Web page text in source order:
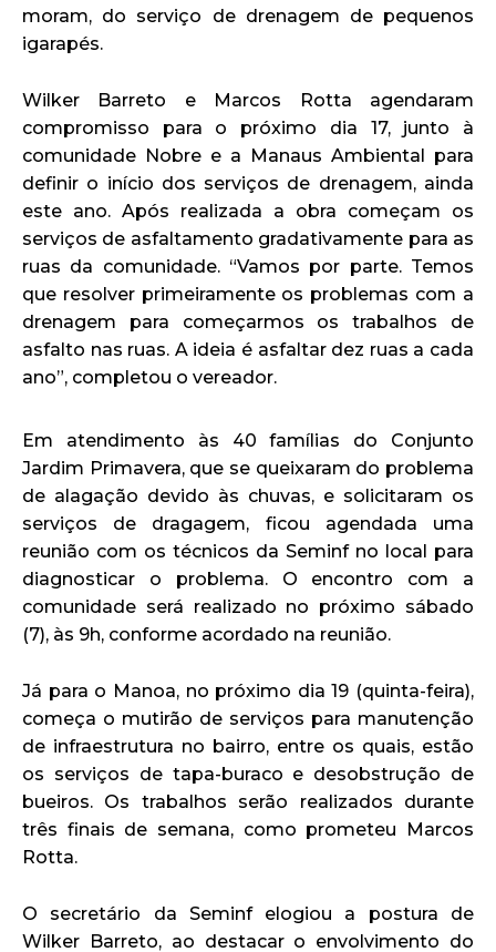
moram, do serviço de drenagem de pequenos
igarapés.
Wilker Barreto e Marcos Rotta agendaram
compromisso para o próximo dia 17, junto à
comunidade Nobre e a Manaus Ambiental para
definir o início dos serviços de drenagem, ainda
este ano. Após realizada a obra começam os
serviços de asfaltamento gradativamente para as
ruas da comunidade. “Vamos por parte. Temos
que resolver primeiramente os problemas com a
drenagem para começarmos os trabalhos de
asfalto nas ruas. A ideia é asfaltar dez ruas a cada
ano”, completou o vereador.
Em atendimento às 40 famílias do Conjunto
Jardim Primavera, que se queixaram do problema
de alagação devido às chuvas, e solicitaram os
serviços de dragagem, ficou agendada uma
reunião com os técnicos da Seminf no local para
diagnosticar o problema. O encontro com a
comunidade será realizado no próximo sábado
(7), às 9h, conforme acordado na reunião.
Já para o Manoa, no próximo dia 19 (quinta-feira),
começa o mutirão de serviços para manutenção
de infraestrutura no bairro, entre os quais, estão
os serviços de tapa-buraco e desobstrução de
bueiros. Os trabalhos serão realizados durante
três finais de semana, como prometeu Marcos
Rotta.
O secretário da Seminf elogiou a postura de
Wilker Barreto, ao destacar o envolvimento do